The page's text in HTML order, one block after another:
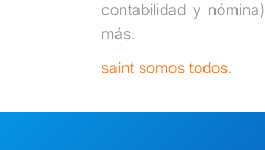
contabilidad y nómina),
más.
saint somos todos.